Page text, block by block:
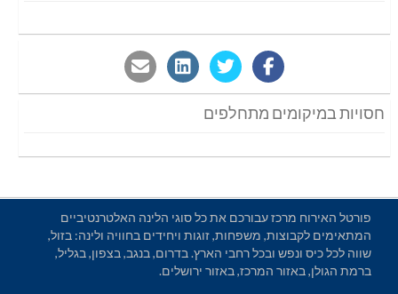
חסויות במיקומים מתחלפים
פורטל האירוח מרכז עבורכם את כל סוגי הלינה האלטרנטיביים
המתאימים לקבוצות, משפחות, זוגות ויחידים בחוויה ולינה: בזול,
שווה לכל כיס ונפש ובכל רחבי הארץ. בדרום, בנגב, בצפון, בגליל,
ברמת הגולן, באזור המרכז, באזור ירושלים.